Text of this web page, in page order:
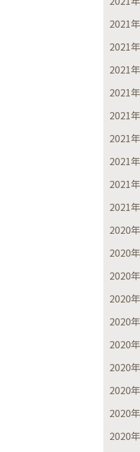
2021
2021
2021
2021
2021
2021
2021
2021
2021
2020
2020
2020
2020
2020
2020
2020
2020
2020
2020